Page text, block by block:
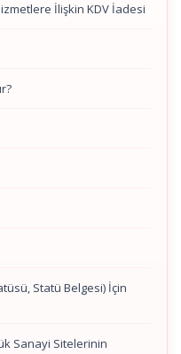
İlişkin KDV İadesi
Statü Belgesi) İçin
Sanayi Sitelerinin